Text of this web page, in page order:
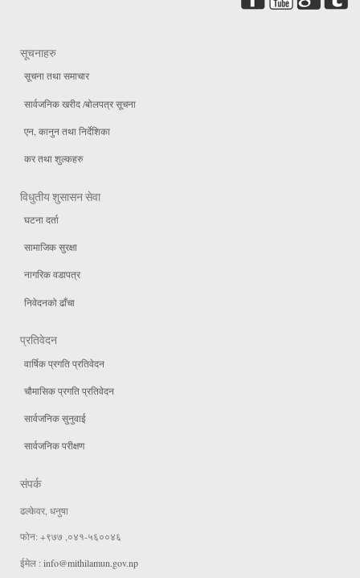
सूचनाहरु
सूचना तथा समाचार
सार्वजनिक खरीद /बोलपत्र सूचना
एन, कानुन तथा निर्देशिका
कर तथा शुल्कहरु
विधुतीय शुसासन सेवा
घटना दर्ता
सामाजिक सुरक्षा
नागरिक वडापत्र
निवेदनको ढाँचा
प्रतिवेदन
वार्षिक प्रगति प्रतिवेदन
चौमासिक प्रगति प्रतिवेदन
सार्वजनिक सुनुवाई
सार्वजनिक परीक्षण
संपर्क
ढल्केवर, धनुषा
फोन: +९७७ ,०४१-५६००४६
ईमेल : info@mithilamun.gov.np